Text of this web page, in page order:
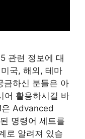
관련 정보에 대
국, 해외, 테마
금하신 분들은 아
어 활용하시길 바
은 Advanced
명령어 세트를
로 알려져 있습